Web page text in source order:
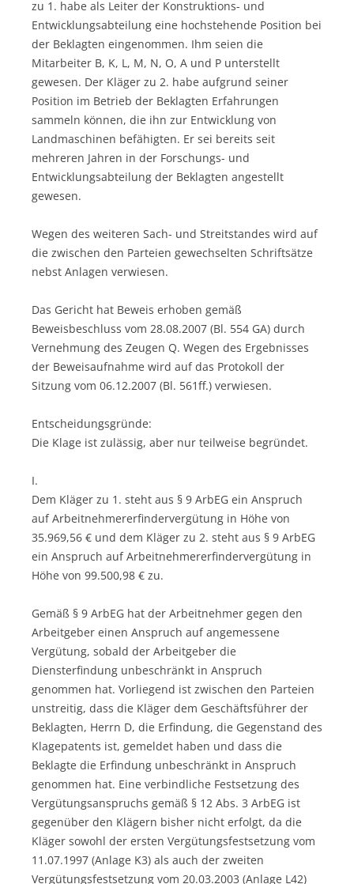
zu 1. habe als Leiter der Konstruktions- und
Entwicklungsabteilung eine hochstehende Position bei
der Beklagten eingenommen. Ihm seien die
Mitarbeiter B, K, L, M, N, O, A und P unterstellt
gewesen. Der Kläger zu 2. habe aufgrund seiner
Position im Betrieb der Beklagten Erfahrungen
sammeln können, die ihn zur Entwicklung von
Landmaschinen befähigten. Er sei bereits seit
mehreren Jahren in der Forschungs- und
Entwicklungsabteilung der Beklagten angestellt
gewesen.
Wegen des weiteren Sach- und Streitstandes wird auf
die zwischen den Parteien gewechselten Schriftsätze
nebst Anlagen verwiesen.
Das Gericht hat Beweis erhoben gemäß
Beweisbeschluss vom 28.08.2007 (Bl. 554 GA) durch
Vernehmung des Zeugen Q. Wegen des Ergebnisses
der Beweisaufnahme wird auf das Protokoll der
Sitzung vom 06.12.2007 (Bl. 561ff.) verwiesen.
Entscheidungsgründe:
Die Klage ist zulässig, aber nur teilweise begründet.
I.
Dem Kläger zu 1. steht aus § 9 ArbEG ein Anspruch
auf Arbeitnehmererfindervergütung in Höhe von
35.969,56 € und dem Kläger zu 2. steht aus § 9 ArbEG
ein Anspruch auf Arbeitnehmererfindervergütung in
Höhe von 99.500,98 € zu.
Gemäß § 9 ArbEG hat der Arbeitnehmer gegen den
Arbeitgeber einen Anspruch auf angemessene
Vergütung, sobald der Arbeitgeber die
Diensterfindung unbeschränkt in Anspruch
genommen hat. Vorliegend ist zwischen den Parteien
unstreitig, dass die Kläger dem Geschäftsführer der
Beklagten, Herrn D, die Erfindung, die Gegenstand des
Klagepatents ist, gemeldet haben und dass die
Beklagte die Erfindung unbeschränkt in Anspruch
genommen hat. Eine verbindliche Festsetzung des
Vergütungsanspruchs gemäß § 12 Abs. 3 ArbEG ist
gegenüber den Klägern bisher nicht erfolgt, da die
Kläger sowohl der ersten Vergütungsfestsetzung vom
11.07.1997 (Anlage K3) als auch der zweiten
Vergütungsfestsetzung vom 20.03.2003 (Anlage L42)